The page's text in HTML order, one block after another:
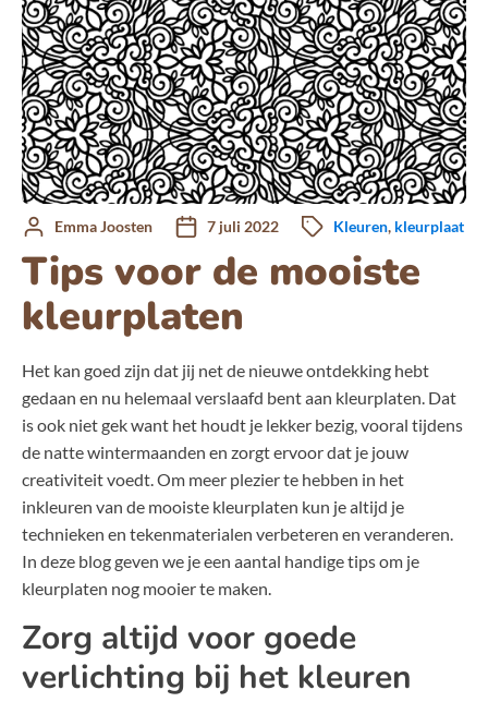
Emma Joosten 7 juli 2022 Kleuren, kleurplaat
Tips voor de mooiste
kleurplaten
Het kan goed zijn dat jij net de nieuwe ontdekking hebt
gedaan en nu helemaal verslaafd bent aan kleurplaten. Dat
is ook niet gek want het houdt je lekker bezig, vooral tijdens
de natte wintermaanden en zorgt ervoor dat je jouw
creativiteit voedt. Om meer plezier te hebben in het
inkleuren van de mooiste kleurplaten kun je altijd je
technieken en tekenmaterialen verbeteren en veranderen.
In deze blog geven we je een aantal handige tips om je
kleurplaten nog mooier te maken.
Zorg altijd voor goede
verlichting bij het kleuren